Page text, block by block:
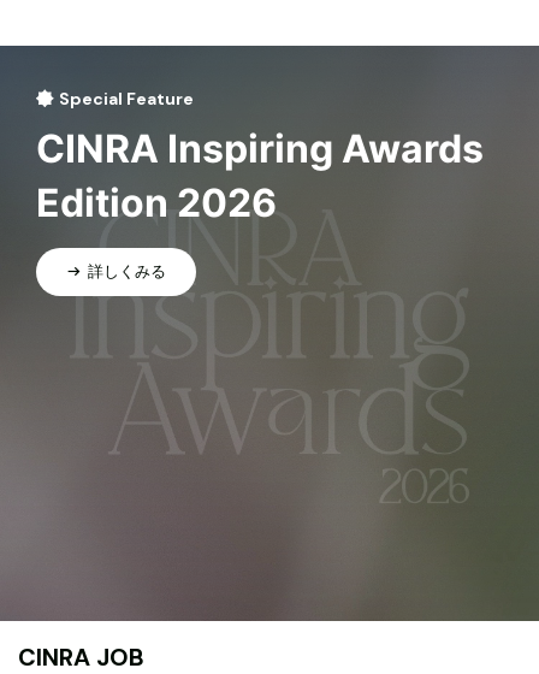
Special Feature
CINRA Inspiring Awards
Edition 2026
詳しくみる
CINRA JOB